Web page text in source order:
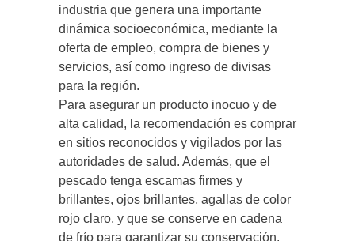
industria que genera una importante
dinámica socioeconómica, mediante la
oferta de empleo, compra de bienes y
servicios, así como ingreso de divisas
para la región.
Para asegurar un producto inocuo y de
alta calidad, la recomendación es comprar
en sitios reconocidos y vigilados por las
autoridades de salud. Además, que el
pescado tenga escamas firmes y
brillantes, ojos brillantes, agallas de color
rojo claro, y que se conserve en cadena
de frío para garantizar su conservación.